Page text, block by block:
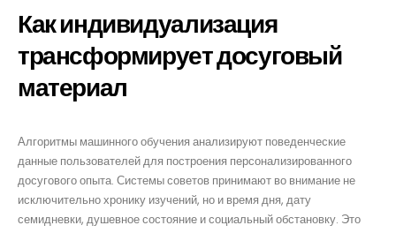
Как индивидуализация
трансформирует досуговый
материал
Алгоритмы машинного обучения анализируют поведенческие
данные пользователей для построения персонализированного
досугового опыта. Системы советов принимают во внимание не
исключительно хронику изучений, но и время дня, дату
семидневки, душевное состояние и социальный обстановку. Это